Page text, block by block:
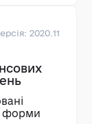
2020.11
форми